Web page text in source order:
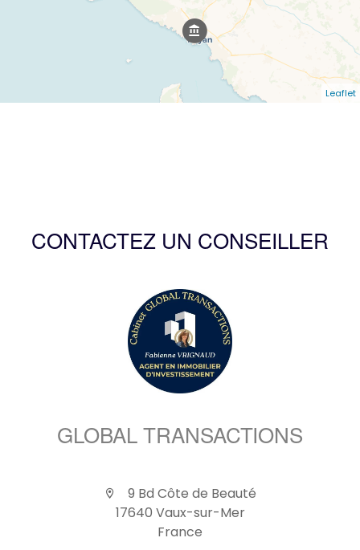
Leaflet
CONTACTEZ UN CONSEILLER
GLOBAL TRANSACTIONS
9 Bd Côte de Beauté
17640 Vaux-sur-Mer
France